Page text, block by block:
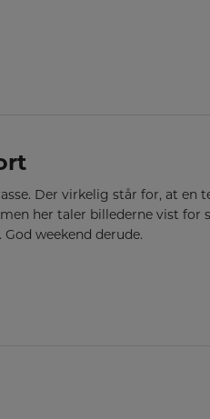
Der virkelig står for, at en
her taler billederne vist for
weekend derude.